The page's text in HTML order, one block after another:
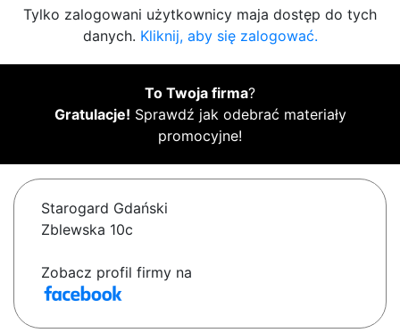
Tylko zalogowani użytkownicy maja dostęp do tych
danych. Kliknij, aby się zalogować.
To Twoja firma?
Gratulacje! Sprawdź jak odebrać materiały
promocyjne!
Starogard Gdański
Zblewska 10c
Zobacz profil firmy na